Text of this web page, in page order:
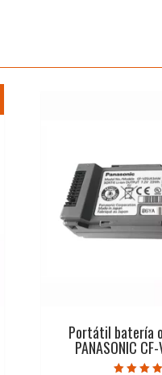
Portátil batería
PANASONIC